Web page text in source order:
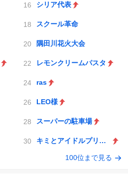
シリア代表
スクール革命
隅田川花火大会
レモンクリームパスタ
ras
LEO様
スーパーの駐車場
キミとアイドルプリキュア♪
100位まで見る